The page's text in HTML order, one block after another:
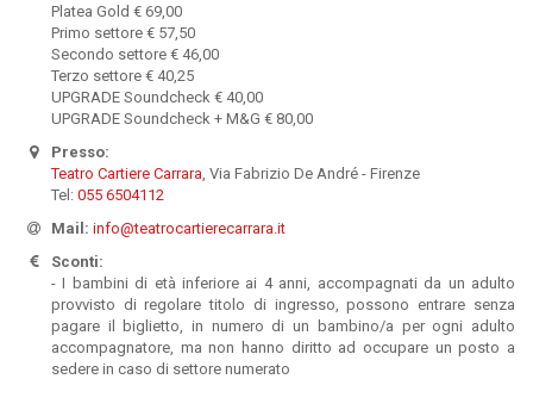
Platea Gold € 69,00
Primo settore € 57,50
Secondo settore € 46,00
Terzo settore € 40,25
UPGRADE Soundcheck € 40,00
UPGRADE Soundcheck + M&G € 80,00
Presso:
Teatro Cartiere Carrara , Via Fabrizio De André - Firenze
Tel: 055 6504112
Mail: info@teatrocartierecarrara.it
Sconti:
- I bambini di età inferiore ai 4 anni, accompagnati da un adulto
provvisto di regolare titolo di ingresso, possono entrare senza
pagare il biglietto, in numero di un bambino/a per ogni adulto
accompagnatore, ma non hanno diritto ad occupare un posto a
sedere in caso di settore numerato